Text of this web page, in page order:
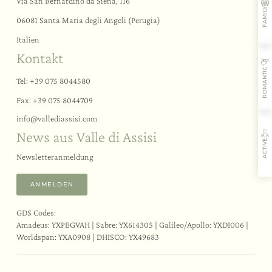
Gastfreundschaft
Aromen
Aktivitäten
Restaurant
Der Fitnessbereich
Events
Themen-Teambuilding
Hochzeiten und Events
Erlebnisse
Aktivitäten und Sport
Verkostungen und Kurse
Assisi und Umgebung
06081 Santa Maria degli Angeli (Perugia)
Italien
Kontakt
Tel:+39 075 8044580
Fax: +39 075 8044709
info@vallediassisi.com
News aus Valle di Assisi
Newsletteranmeldung
ANMELDEN
GDS Codes:
Amadeus: YXPEGVAH | Sabre: YX614305 | Galileo/Apollo: YXDI006 |
Worldspan: YXA0908 | DHISCO: YX49683
FAMILY
ROMANTIC
ACTIVE